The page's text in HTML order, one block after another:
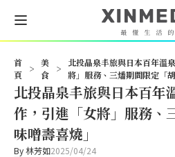
首
頁
>
美
食
>
北投晶泉丰旅與日本百年溫
將」服務、三燔期間限定「
北投晶泉丰旅與日本百年
作，引進「女將」服務、
味噌壽喜燒」
By林芳如2025/04/24